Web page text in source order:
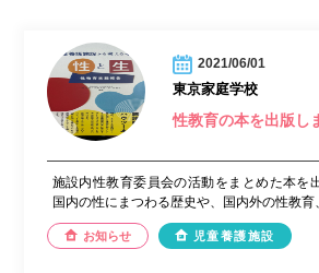
2021/06/01
東京家庭学校
性教育の本を出版し
施設内性教育委員会の活動をまとめた本を
国内の性にまつわる歴史や、国内外の性教育
お知らせ 児童養護施設